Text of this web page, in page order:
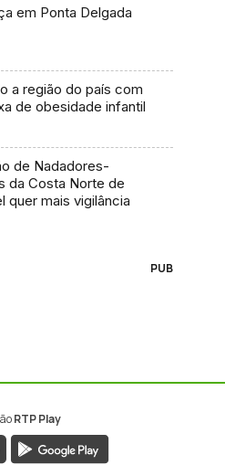
em Ponta Delgada
a região do país com
de obesidade infantil
de Nadadores-
da Costa Norte de
quer mais vigilância
PUB
RTP Play